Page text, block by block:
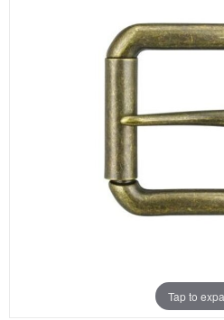
Tap to